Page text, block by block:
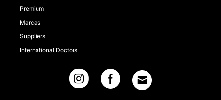
Premium
Marcas
Suppliers
International Doctors